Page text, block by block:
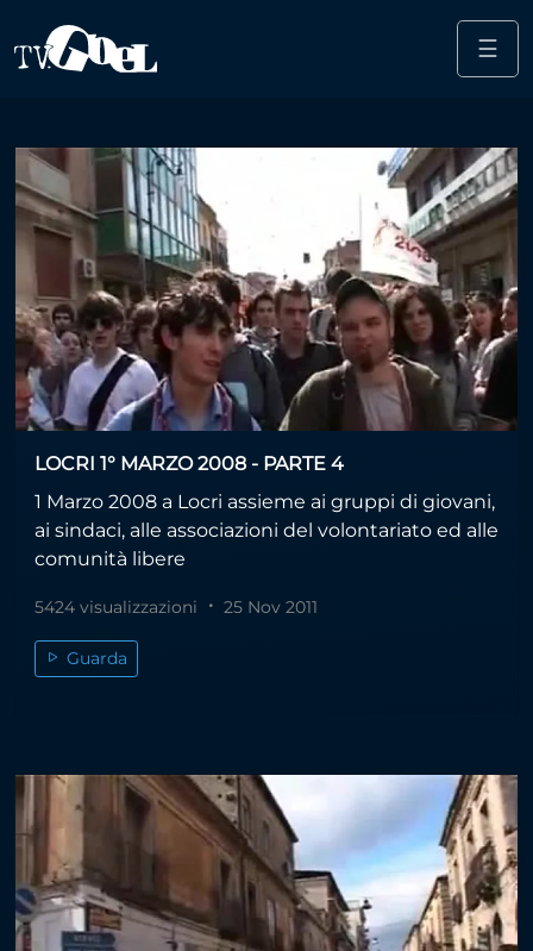
☰
comunità
LOCRI 1° MARZO 2008 - PARTE 4
1 Marzo 2008 a Locri assieme ai gruppi di giovani,
ai sindaci, alle associazioni del volontariato ed alle
comunità libere
5424 visualizzazioni 25 Nov 2011
Guarda